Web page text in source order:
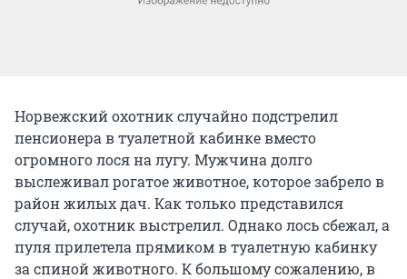
Норвежский охотник случайно подстрелил
пенсионера в туалетной кабинке вместо
огромного лося на лугу. Мужчина долго
выслеживал рогатое животное, которое забрело в
район жилых дач. Как только представился
случай, охотник выстрелил. Однако лось сбежал, а
пуля прилетела прямиком в туалетную кабинку
за спиной животного. К большому сожалению, в